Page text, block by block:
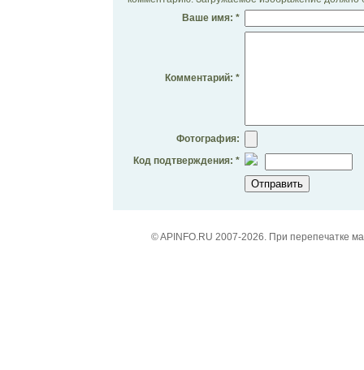
Ваше имя: *
Комментарий: *
Фотография:
Код подтверждения: *
© APINFO.RU 2007-2026. При перепечатке